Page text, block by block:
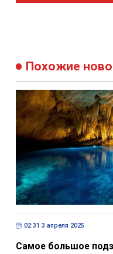
Похожие
02:31 3 апреля 2025
Самое большое